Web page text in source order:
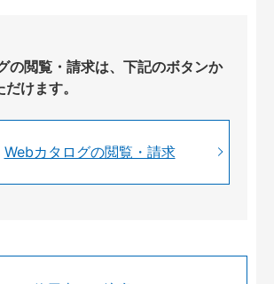
の閲覧・請求は、下記のボタンか
けます。
Webカタログの閲覧・請求